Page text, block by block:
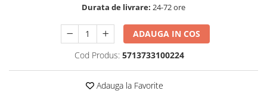
Durata de livrare: 24-72 ore
ADAUGA IN COS
Cod Produs: 5713733100224
Adauga la Favorite